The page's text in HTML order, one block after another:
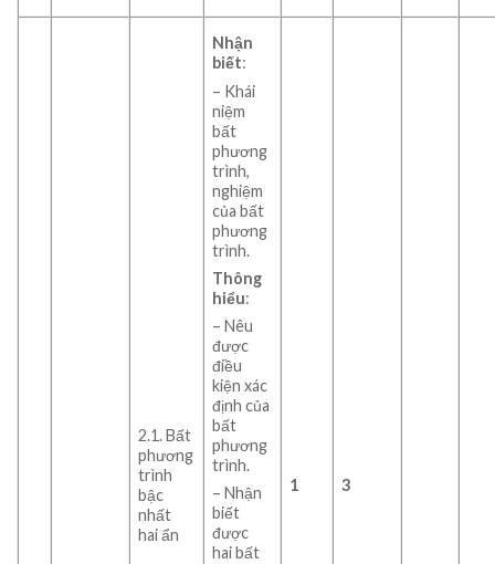
2.1. Bất
phương
trình
bậc
nhất
hai ẩn
Nhận
biết:
– Khái
niệm
bất
phương
trình,
nghiệm
của bất
phương
trình.
Thông
hiểu:
– Nêu
được
điều
kiện xác
định của
bất
phương
trình.
– Nhận
biết
được
hai bất
1 3